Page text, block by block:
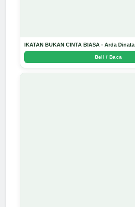
IKATAN BUKAN CINTA BIASA - Arda Dinata
Beli / Baca